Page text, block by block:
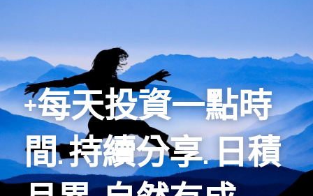
訂閱方案
線上商店
免費會員專區
VIP會員專區
+每天投資一點時
間.持續分享.日積